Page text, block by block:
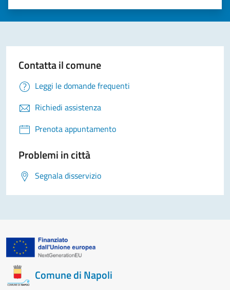
Valuta 5 stelle su 5
Valuta 4 stelle su 5
Valuta 3 stelle su 5
Valuta 2 stelle su 5
Valuta 1 stelle su 5
Contatta il comune
Leggi le domande frequenti
Richiedi assistenza
Prenota appuntamento
Problemi in città
Segnala disservizio
Comune di Napoli